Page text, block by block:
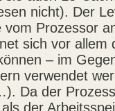
nicht). Der
vom Prozessor
sich vor allem
– im
verwendet
Da der
der